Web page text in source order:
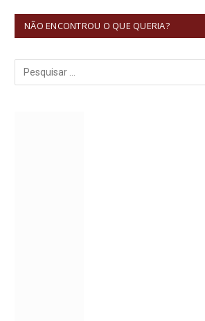
NÃO ENCONTROU O QUE QUERIA?